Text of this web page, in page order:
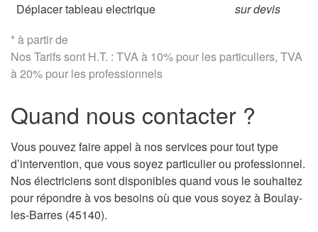
* à partir de
Nos Tarifs sont H.T. : TVA à 10% pour les particuliers, TVA
à 20% pour les professionnels
Déplacer tableau electrique
sur devis
Quand nous contacter ?
Vous pouvez faire appel à nos services pour tout type
d’intervention, que vous soyez particulier ou professionnel.
Nos électriciens sont disponibles quand vous le souhaitez
pour répondre à vos besoins où que vous soyez à Boulay-
les-Barres (45140).